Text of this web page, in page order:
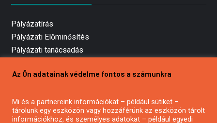
Pályázatírás
Pályázati Előminősítés
Pályázati tanácsadás
Mezőgazdasági pályázatírás
Pályázatírás civil szervezeteknek
Pályázatírás önkormányzatoknak
Az Ön adatainak védelme fontos a számunkra
Mi és a partnereink információkat – például sütiket –
tárolunk egy eszközön vagy hozzáférünk az eszközön tárolt
információkhoz, és személyes adatokat – például egyedi